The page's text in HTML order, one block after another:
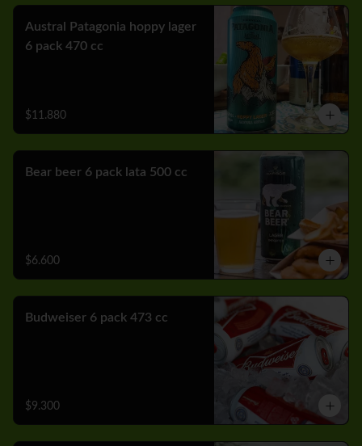
Austral Patagonia hoppy lager
6 pack 470 cc
$11.880
Bear beer 6 pack lata 500 cc
$6.600
Budweiser 6 pack 473 cc
$9.300